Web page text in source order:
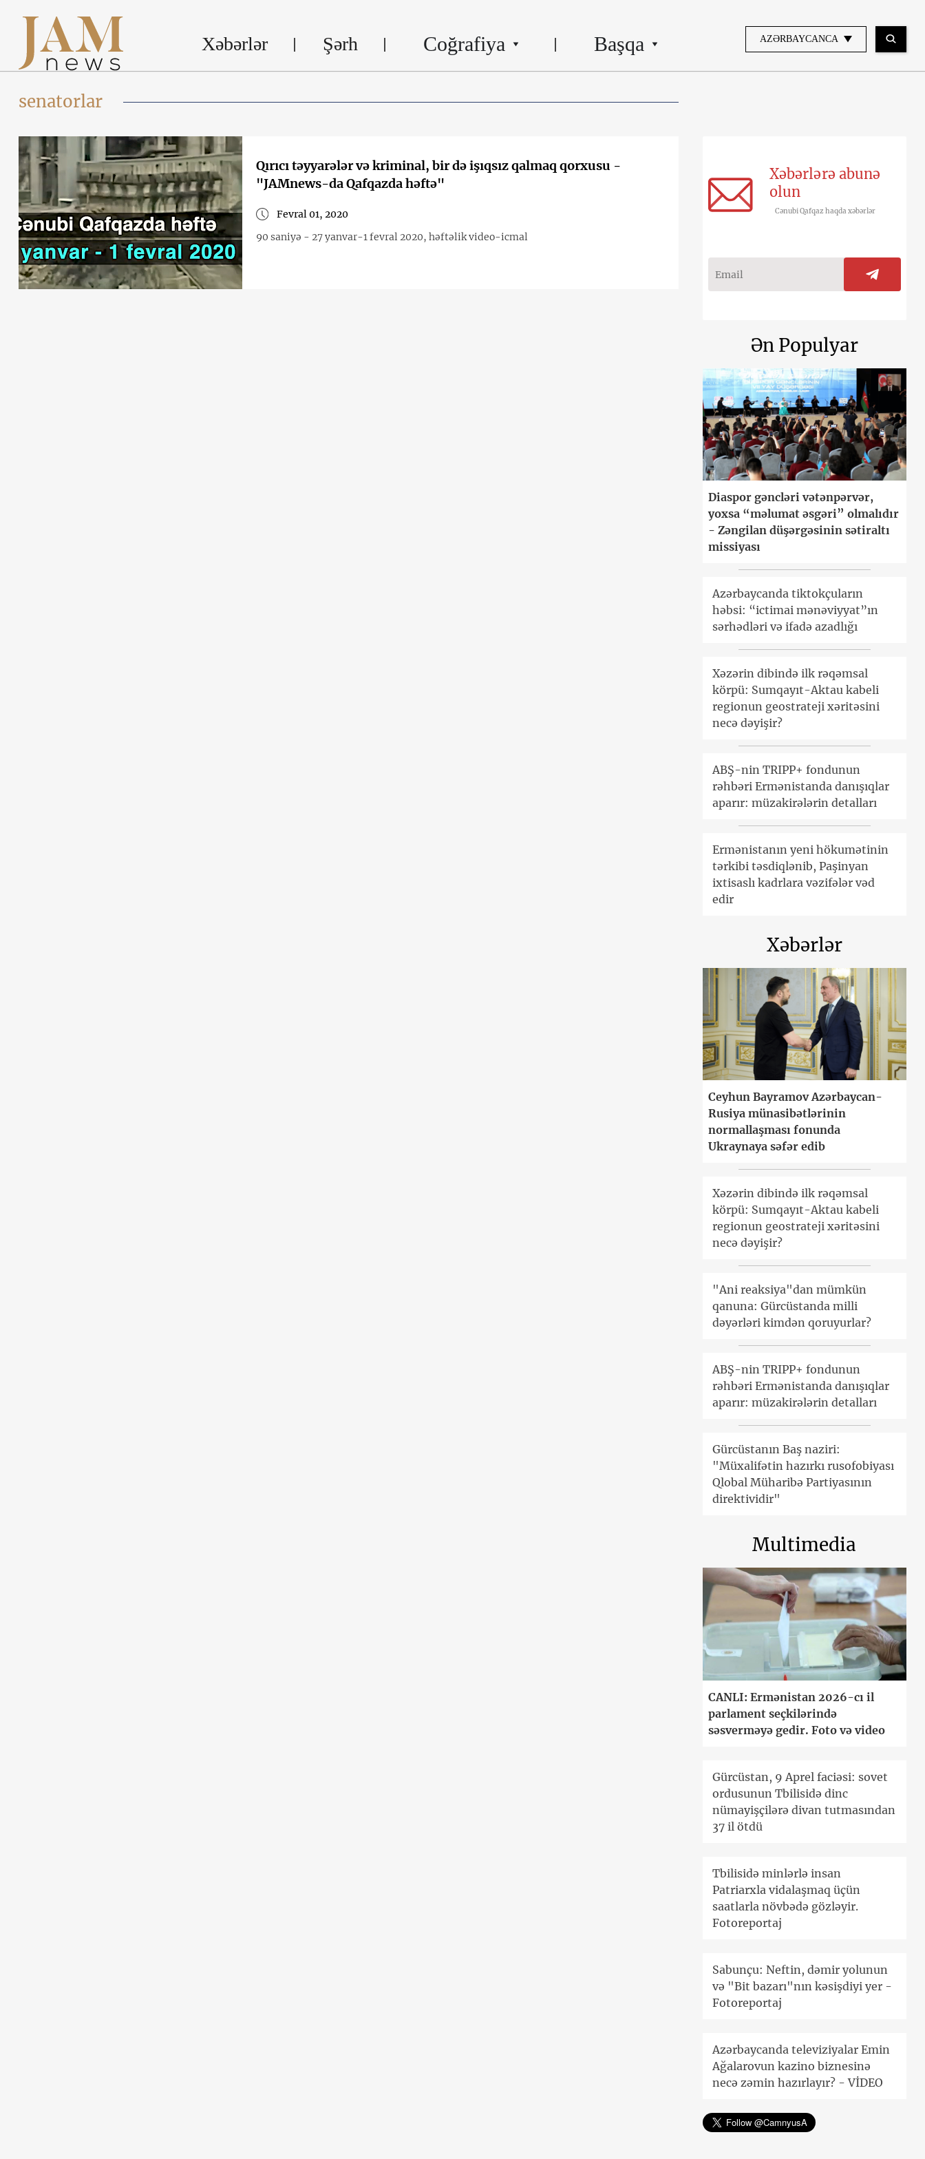
Xəbərlər Şərh Coğrafiya Başqa AZƏRBAYCANCA
senatorlar
Qırıcı təyyarələr və kriminal, bir də işıqsız qalmaq qorxusu -
"JAMnews-da Qafqazda həftə"
Fevral 01, 2020
90 saniyə - 27 yanvar-1 fevral 2020, həftəlik video-icmal
Xəbərlərə abunə
olun
Cənubi Qafqaz haqda xəbərlər
Ən Populyar
Diaspor gəncləri vətənpərvər,
yoxsa “məlumat əsgəri” olmalıdır
- Zəngilan düşərgəsinin sətiraltı
missiyası
Azərbaycanda tiktokçuların
həbsi: “ictimai mənəviyyat”ın
sərhədləri və ifadə azadlığı
Xəzərin dibində ilk rəqəmsal
körpü: Sumqayıt-Aktau kabeli
regionun geostrateji xəritəsini
necə dəyişir?
ABŞ-nin TRIPP+ fondunun
rəhbəri Ermənistanda danışıqlar
aparır: müzakirələrin detalları
Ermənistanın yeni hökumətinin
tərkibi təsdiqlənib, Paşinyan
ixtisaslı kadrlara vəzifələr vəd
edir
Xəbərlər
Ceyhun Bayramov Azərbaycan-
Rusiya münasibətlərinin
normallaşması fonunda
Ukraynaya səfər edib
Xəzərin dibində ilk rəqəmsal
körpü: Sumqayıt-Aktau kabeli
regionun geostrateji xəritəsini
necə dəyişir?
"Ani reaksiya"dan mümkün
qanuna: Gürcüstanda milli
dəyərləri kimdən qoruyurlar?
ABŞ-nin TRIPP+ fondunun
rəhbəri Ermənistanda danışıqlar
aparır: müzakirələrin detalları
Gürcüstanın Baş naziri:
"Müxalifətin hazırkı rusofobiyası
Qlobal Müharibə Partiyasının
direktividir"
Multimedia
CANLI: Ermənistan 2026-cı il
parlament seçkilərində
səsverməyə gedir. Foto və video
Gürcüstan, 9 Aprel faciəsi: sovet
ordusunun Tbilisidə dinc
nümayişçilərə divan tutmasından
37 il ötdü
Tbilisidə minlərlə insan
Patriarxla vidalaşmaq üçün
saatlarla növbədə gözləyir.
Fotoreportaj
Sabunçu: Neftin, dəmir yolunun
və "Bit bazarı"nın kəsişdiyi yer -
Fotoreportaj
Azərbaycanda televiziyalar Emin
Ağalarovun kazino biznesinə
necə zəmin hazırlayır? - VİDEO